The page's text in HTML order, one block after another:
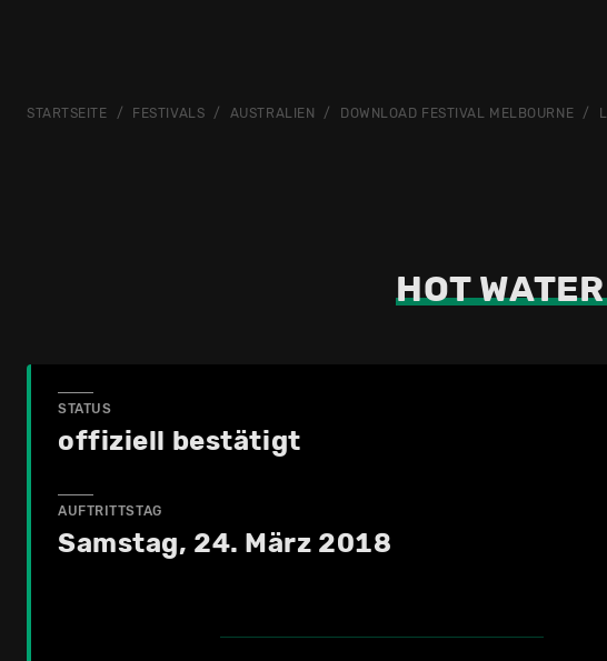
STARTSEITE FESTIVALS AUSTRALIEN DOWNLOAD FESTIVAL MELBOURNE
HOT
STATUS
offiziell bestätigt
AUFTRITTSTAG
Samstag, 24. März 2018